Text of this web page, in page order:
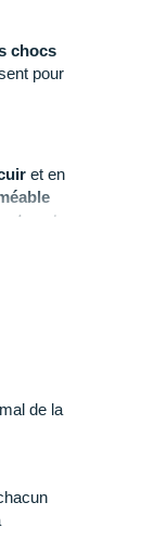
chocs
pour
et en
est
de la